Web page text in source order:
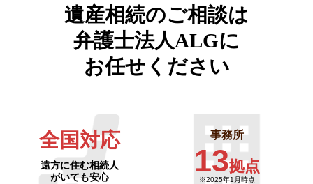
遺産相続のご相談は
弁護士法人ALGに
お任せください
全国対応
遠方に住む相続人
がいても安心
事務所
13拠点
※2025年1月時点